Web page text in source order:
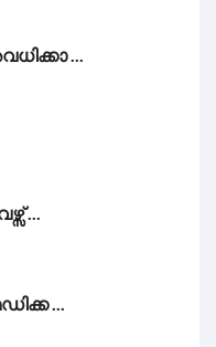
...
...
...